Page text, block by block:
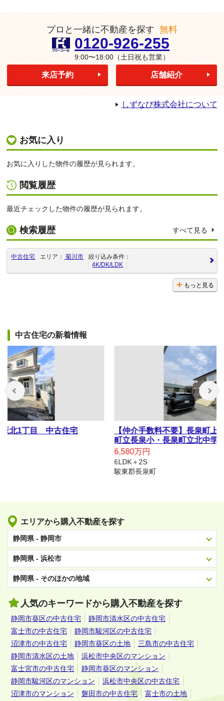
プロと一緒に不動産を探す 無料
0120-926-255
9:00〜18:00（土日祝も営業）
来店予約 店舗紹介
しずなび株式会社について
お気に入り
お気に入りした物件の履歴が見られます。
閲覧履歴
最近チェックした物件の履歴が見られます。
検索履歴
中古住宅 エリア： 菊川市
絞り込み条件：
4K/DK/LDK
もっと見る
すべて見る
中古住宅の新着情報
【仲介手数料不要】長泉町上土狩 二世帯住宅 長泉
町立長泉小・長泉町立北中学校
エリアから購入不動産を探す
静岡県 - 静岡市
静岡県 - 浜松市
静岡県 - そのほかの地域
人気のキーワードから購入不動産を探す
静岡市葵区の中古住宅
静岡市清水区の中古住宅
富士市の中古住宅
静岡市駿河区の中古住宅
沼津市の中古住宅
静岡市葵区の土地
三島市の中古住宅
静岡市清水区の土地
浜松市中央区のマンション
富士宮市の中古住宅
静岡市葵区のマンション
静岡市駿河区のマンション
浜松市中央区の中古住宅
沼津市のマンション
磐田市の中古住宅
富士市の土地